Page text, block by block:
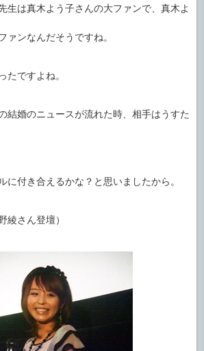
生は真木よう子さんの大ファンで、真木よ
ンなんだそうですね。
ですよね。
結婚のニュースが流れた時、相手はうすた
付き合えるかな？と思いましたから。
綾さん登壇）